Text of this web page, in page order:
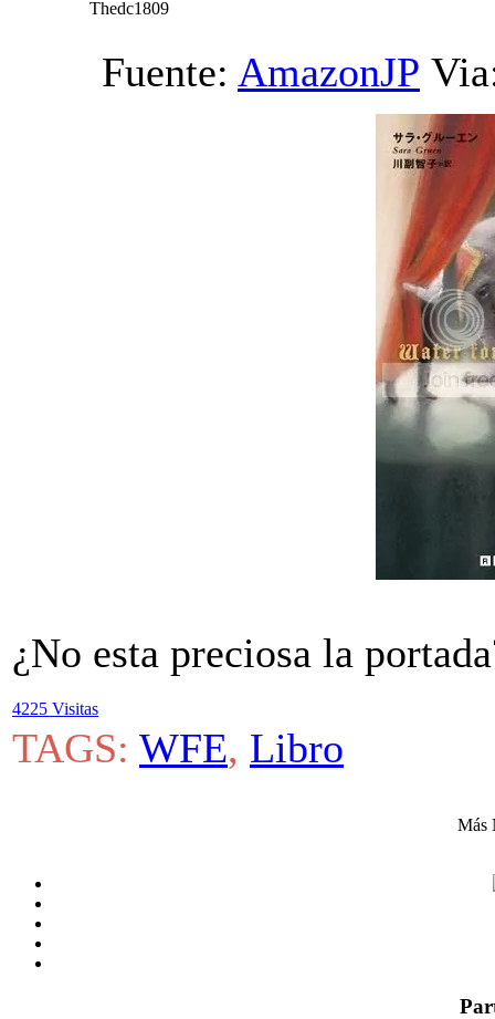
Thedc1809
Fuente: AmazonJP
¿No esta preciosa la
4225 Visitas
TAGS: WFE, Libro
Más